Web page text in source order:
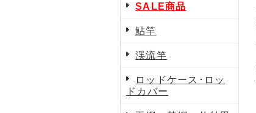
SALE商品
鮎竿
渓流竿
ロッドケース･ロッ
ドカバー